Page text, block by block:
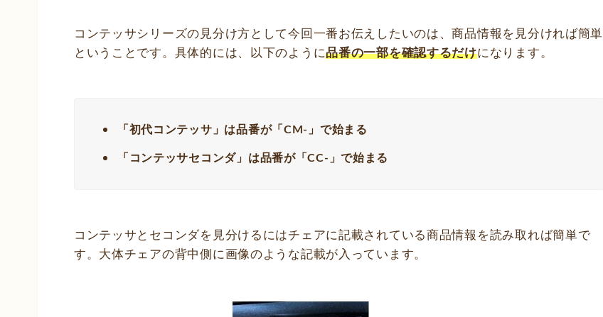
コンテッサシリーズの見分け方として今回一番お伝えしたいのは、商品情報を見分ければ簡単
ということです。具体的には、以下のように品番の一部を確認するだけになります。
「初代コンテッサ」は品番が「CM-」で始まる
「コンテッサセコンダ」は品番が「CC-」で始まる
コンテッサとセコンダを見分けるにはチェアに記載されている商品情報を読み取れば簡単で
す。大体チェアの背中側に画像のような記載が入っています。